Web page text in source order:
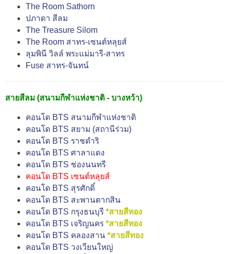
The Room Sathorn
ปภาดา สีลม
The Treasure Silom
The Room สาทร-เซนต์หลุยส์
ลุมพินี วิลล์ พระแม่มารี-สาทร
Fuse สาทร-จันทน์
สายสีลม (สนามกีฬาแห่งชาติ - บางหว้า)
คอนโด BTS สนามกีฬาแห่งชาติ
คอนโด BTS สยาม (สถานีร่วม)
คอนโด BTS ราชดำริ
คอนโด BTS ศาลาแดง
คอนโด BTS ช่องนนทรี
คอนโด BTS เซนต์หลุยส์
คอนโด BTS สุรศักดิ์
คอนโด BTS สะพานตากสิน
คอนโด BTS กรุงธนบุรี *สายสีทอง
คอนโด BTS เจริญนคร *สายสีทอง
คอนโด BTS คลองสาน *สายสีทอง
คอนโด BTS วงเวียนใหญ่